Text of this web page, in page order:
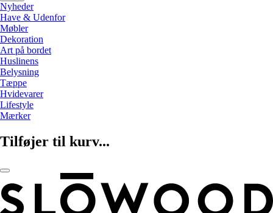
Nyheder
Have & Udenfor
Møbler
Dekoration
Art på bordet
Huslinens
Belysning
Tæppe
Hvidevarer
Lifestyle
Mærker
Tilføjer til kurv...